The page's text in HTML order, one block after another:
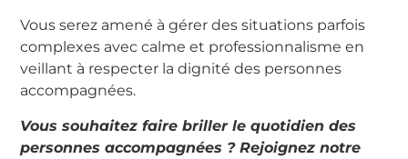
Vous serez amené à gérer des situations parfois
complexes avec calme et professionnalisme en
veillant à respecter la dignité des personnes
accompagnées.
Vous souhaitez faire briller le quotidien des
personnes accompagnées ? Rejoignez notre